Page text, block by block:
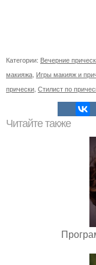
Категории: Вечерние
макияжа, Игры макияж и
прически, Стилист по
Читайте также